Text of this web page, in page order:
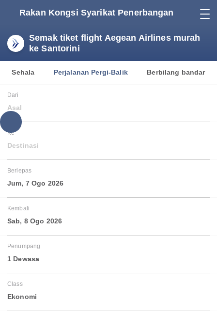
Rakan Kongsi Syarikat Penerbangan
Semak tiket flight Aegean Airlines murah
ke Santorini
Sehala Perjalanan Pergi-Balik Berbilang bandar
Dari
Asal
Ke
Destinasi
Berlepas
Jum, 7 Ogo 2026
Kembali
Sab, 8 Ogo 2026
Penumpang
1 Dewasa
Class
Ekonomi